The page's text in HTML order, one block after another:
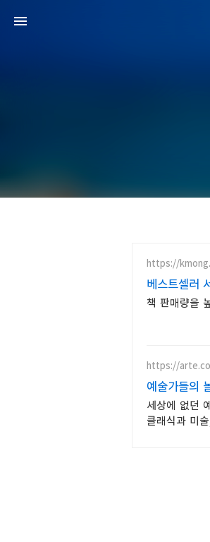
https://
베스트셀러
책 판매량을
https://
예술가들의
세상에 없던
클래식과 미